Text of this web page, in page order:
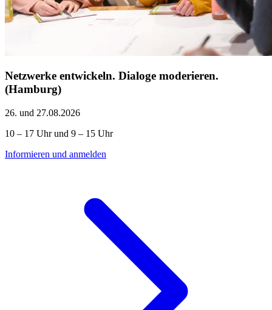
Netzwerke entwickeln. Dialoge moderieren.
(Hamburg)
26. und 27.08.2026
10 – 17 Uhr und 9 – 15 Uhr
Informieren und anmelden